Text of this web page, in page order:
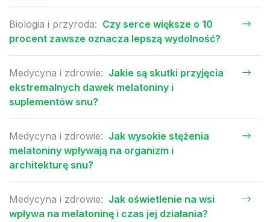
Biologia i przyroda: Czy serce większe o 10
procent zawsze oznacza lepszą wydolność?
Medycyna i zdrowie: Jakie są skutki przyjęcia
ekstremalnych dawek melatoniny i
suplementów snu?
Medycyna i zdrowie: Jak wysokie stężenia
melatoniny wpływają na organizm i
architekturę snu?
Medycyna i zdrowie: Jak oświetlenie na wsi
wpływa na melatoninę i czas jej działania?